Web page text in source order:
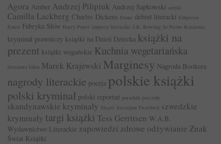
Agora Amber Andrzej Pilipiuk Andrzej Sapkowski antyki
Camilla Lackberg Charles Dickens Dante debiut literacki Edipresse
Esteri Fabryka Słów Harry Potter imprezy literackie J.K. Rowling Jo Nesbo Katalonia
kryminał prawniczy książki na Dzień Dziecka książki na
prezent książki wegańskie Kuchnia wegetariańska
literatura faktu Marek Krajewski Marginesy Nagroda Bookera
nagrody literackie poezja polskie książki
polski kryminał polski reportaż poradnik pszczoły
skandynawskie kryminały Slayer Szczepan Twardoch szwedzkie
kryminały targi książki Tess Gerritsen W.A.B.
Wydawnictwo Literackie zapowiedzi zdrowe odżywianie Znak
Świat Książki